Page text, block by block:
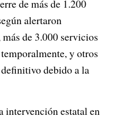
de más de 1.200
alertaron
de 3.000 servicios
y otros
debido a la
intervención estatal en